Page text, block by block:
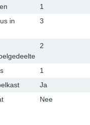
1
in
3
2
1
Ja
Nee